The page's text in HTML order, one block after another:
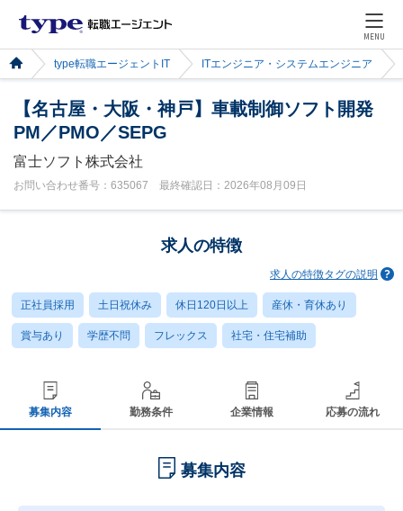
MENU
type転職エージェントIT ITエンジニア・システムエンジニア
【名古屋・大阪・神戸】車載制御ソフト開発
PM／PMO／SEPG
富士ソフト株式会社
お問い合わせ番号：635067 最終確認日：2026年08月09日
求人の特徴
求人の特徴タグの説明
正社員採用 土日祝休み 休日120日以上 産休・育休あり
賞与あり 学歴不問 フレックス 社宅・住宅補助
募集内容 勤務条件 企業情報 応募の流れ
募集内容